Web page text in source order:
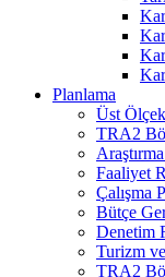
Planlama
Üst
TRA2
Faaliyet
Çalışma
Bütçe
Denetim
Turizm ve
TRA2